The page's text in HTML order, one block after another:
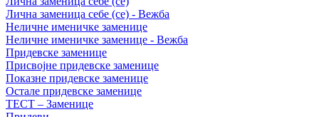
Лична заменица себе (се) - Вежба
Неличне именичке заменице
Неличне именичке заменице - Вежба
Придевске заменице
Присвојне придевске заменице
Показне придевске заменице
Остале придевске заменице
ТЕСТ – Заменице